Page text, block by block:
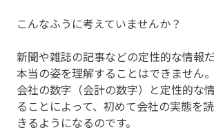
こんなふうに考えていませんか？
新聞や雑誌の記事などの定性的な情報
本当の姿を理解することはできません
会社の数字（会計の数字）と定性的な
ることによって、初めて会社の実態を
きるようになるのです。